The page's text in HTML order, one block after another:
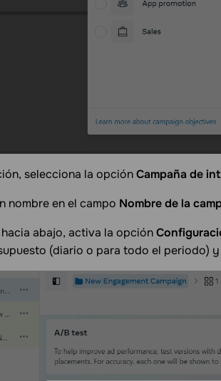
selecciona la opciónCampaña de
nombre en el campo Nombre de la
abajo, activa la opción
(diario o para todo el periodo)